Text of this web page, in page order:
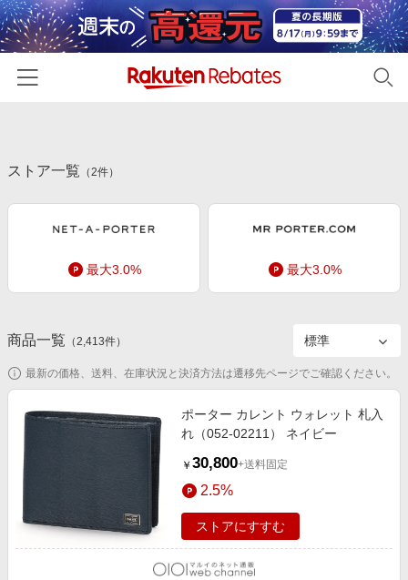
カテゴリー一覧
百貨店・総合ECモール
ファッション・インナー・小物
食品・スイーツ・お酒
家電・PC・スマホ・カメラ
エンタメ
スポーツ・アウトドア・ゴルフ
インテリア・寝具
旅行・レジャー・ホテル予約
初回購入者限定特典
新着ストアのご紹介
電子書籍特集
楽天サービス特集
旅行特集
わくわく夏特集
とことん買い物チャレンジ
Apple公式サイト×楽天カード分割払い
友達紹介
楽天IDでログイン/会員登録
ストア一覧 （2件）
最大3.0% 最大3.0%
商品一覧 （2,413件）
最新の価格、送料、在庫状況と決済方法は遷移先ページでご確認ください。
ポーター カレント ウォレット 札入
れ（052-02211） ネイビー
￥ 30,800+送料固定
2.5%
ストアにすすむ